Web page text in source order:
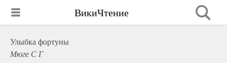
ВикиЧтение
Улыбка фортуны
Мюге С Г